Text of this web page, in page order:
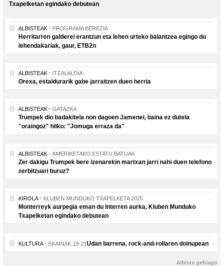
Txapelketan egindako debutean
ALBISTEAK PROGRAMA BEREZIA
Herritarren galderei erantzun eta lehen urteko balantzea egingo du
lehendakariak, gaur, ETB2n
ALBISTEAK ITZALALDIA
Orexa, estaldurarik gabe jarraitzen duen herria
ALBISTEAK GATAZKA
Trumpek dio badakitela non dagoen Jamenei, baina ez dutela
"oraingoz" hilko: "Jomuga erraza da"
ALBISTEAK AMERIKETAKO ESTATU BATUAK
Zer dakigu Trumpek bere izenarekin martxan jarri nahi duen telefono
zerbitzuari buruz?
KIROLA KLUBEN MUNDUKO TXAPELKETA 2025
Monterreyk aurpegia eman du Interren aurka, Kluben Munduko
Txapelketan egindako debutean
KULTURA EKAINAK 19-21Udan barrena, rock-and-rollaren doinupean
Albiste gehiago